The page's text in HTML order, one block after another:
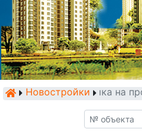
Новостройки
Новостройка на